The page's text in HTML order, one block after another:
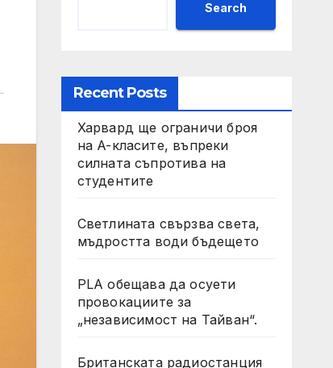
Search
Recent Posts
Харвард ще ограничи броя
на A-класите, въпреки
силната съпротива на
студентите
Светлината свързва света,
мъдростта води бъдещето
PLA обещава да осуети
провокациите за
„независимост на Тайван“.
Британската радиостанция